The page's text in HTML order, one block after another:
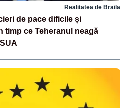
Realitatea de Braila
de pace dificile și
timp ce Teheranul neagă